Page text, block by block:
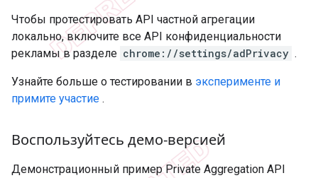
Чтобы протестировать API частной агрегации
локально, включите все API конфиденциальности
рекламы в разделе chrome://settings/adPrivacy .
Узнайте больше о тестировании в эксперименте и
примите участие .
Воспользуйтесь демо-версией
Демонстрационный пример Private Aggregation API